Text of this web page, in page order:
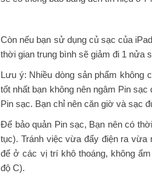
Còn nếu bạn sử dụng củ sạc của
thời gian trung bình sẽ giảm đi 1 nửa
Lưu ý: Nhiều dòng sản phẩm không
tốt nhất bạn không nên ngâm Pin
Pin sạc. Bạn chỉ nên căn giờ và sạc
Để bảo quản Pin sạc, Bạn nên có
tục). Tránh việc vừa đẩy điện ra vừa
để ở các vị trí khô thoáng, không
độ C).